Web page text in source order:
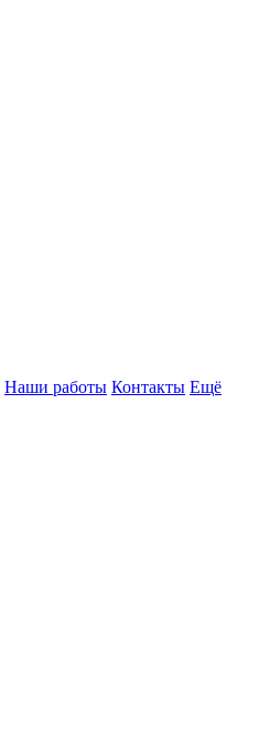
Наши работы Контакты Ещё